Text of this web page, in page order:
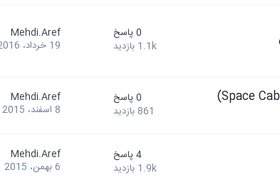
0 پاسخ
1.1k بازدید
Mehdi.Aref
19 خرداد، 2016
0 پاسخ
861 بازدید
Mehdi.Aref
8 اسفند، 2015
4 پاسخ
1.9k بازدید
Mehdi.Aref
6 بهمن، 2015